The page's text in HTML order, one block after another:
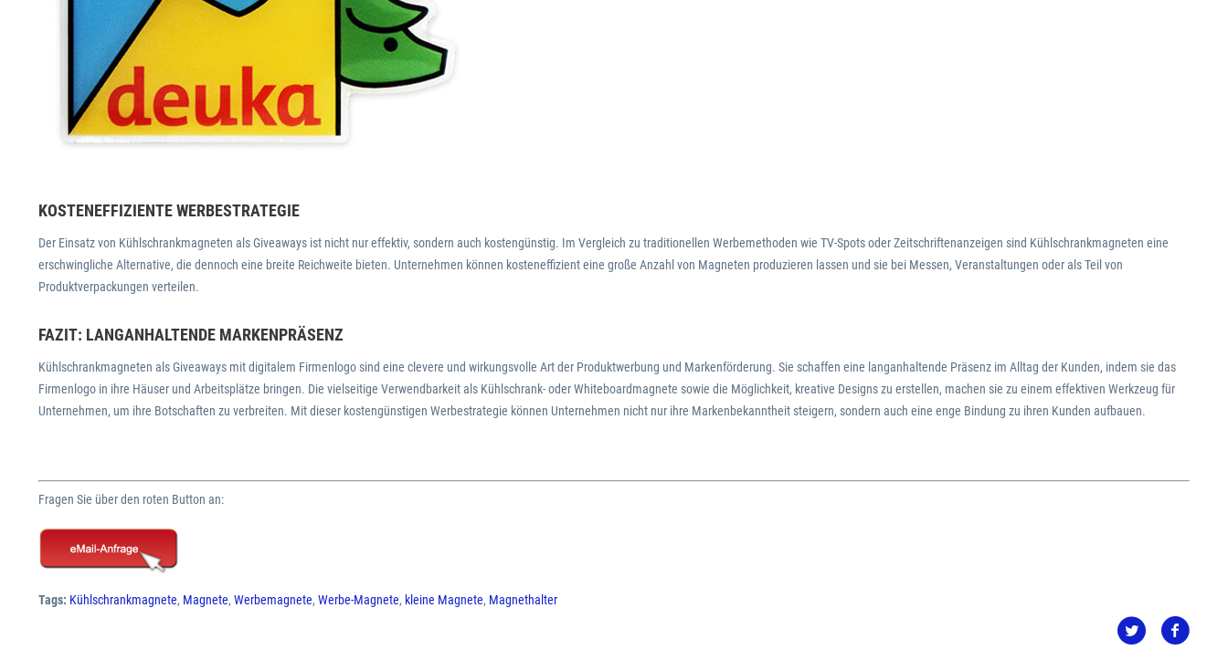
KOSTENEFFIZIENTE WERBESTRATEGIE
Der Einsatz von Kühlschrankmagneten als Giveaways ist nicht nur effektiv, sondern auch kostengünstig. Im Vergleich zu traditionellen Werbemethoden wie TV-Spots oder Zeitschriftenanzeigen sind Kühlschrankmagneten eine
erschwingliche Alternative, die dennoch eine breite Reichweite bieten. Unternehmen können kosteneffizient eine große Anzahl von Magneten produzieren lassen und sie bei Messen, Veranstaltungen oder als Teil von
Produktverpackungen verteilen.
FAZIT: LANGANHALTENDE MARKENPRÄSENZ
Kühlschrankmagneten als Giveaways mit digitalem Firmenlogo sind eine clevere und wirkungsvolle Art der Produktwerbung und Markenförderung. Sie schaffen eine langanhaltende Präsenz im Alltag der Kunden, indem sie das
Firmenlogo in ihre Häuser und Arbeitsplätze bringen. Die vielseitige Verwendbarkeit als Kühlschrank- oder Whiteboardmagnete sowie die Möglichkeit, kreative Designs zu erstellen, machen sie zu einem effektiven Werkzeug für
Unternehmen, um ihre Botschaften zu verbreiten. Mit dieser kostengünstigen Werbestrategie können Unternehmen nicht nur ihre Markenbekanntheit steigern, sondern auch eine enge Bindung zu ihren Kunden aufbauen.
Fragen Sie über den roten Button an:
Tags: Kühlschrankmagnete, Magnete, Werbemagnete, Werbe-Magnete, kleine Magnete, Magnethalter